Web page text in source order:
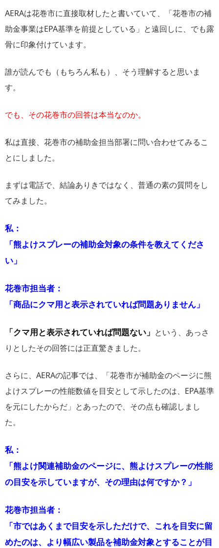
AERAは花巻市に直接取材したと書いていて、「花巻市の補
助金事業はEPA基準を前提としている」と遠回しに、でも露
骨に印象付けています。
誰が読んでも（もちろん私も）、そう理解すると思いま
す。
でも、その花巻市の回答は本当なのか。
私は直接、花巻市の補助金担当部署に問い合わせてみるこ
とにしました。
まずは電話で、結論ありきではなく、普通の素の質問をし
てみました。
私：
「熊よけスプレーの補助金対象の条件を教えてくださ
い」
花巻市担当者：
「商品にクマ用と表示されていれば問題ありません」
「クマ用と表示されていれば問題ない」 という、あっさ
りとしたその回答には正直驚きました。
さらに、AERAの記事では、「花巻市が補助金のページに熊
よけスプレーの性能数値を目安として示したのは、EPA基準
を元にしたからだ」とあったので、その点も確認しまし
た。
私：
「熊よけ関連補助金のページに、熊よけスプレーの性能
の目安を示していますが、その理由は何ですか？」
花巻市担当者：
「市ではあくまで目安を示しただけで、これを目安に留
めたのは、より幅広い製品を補助金対象とすることが目